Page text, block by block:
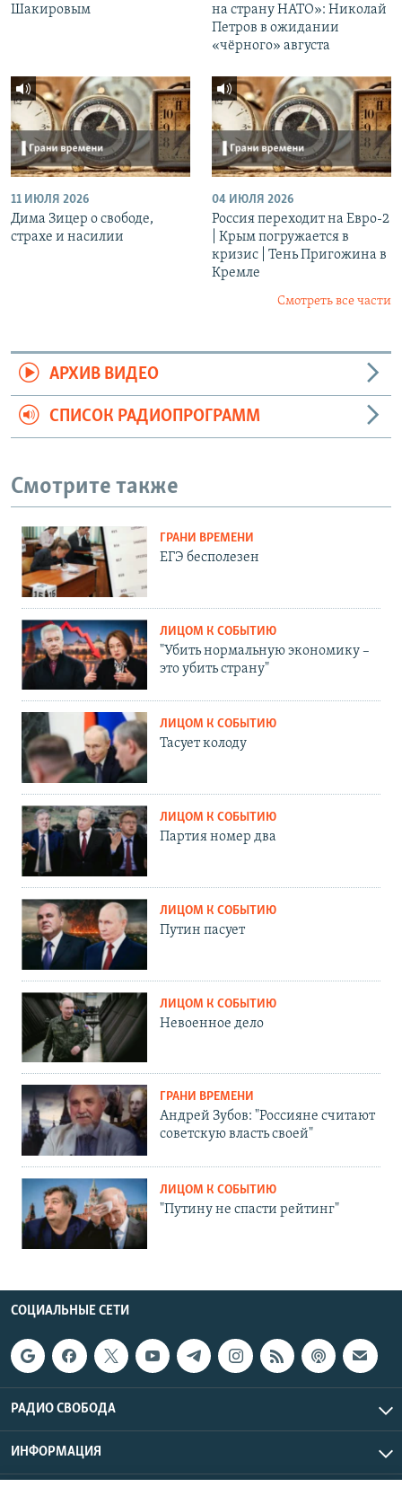
Шакировым
на страну НАТО»: Николай
Петров в ожидании
«чёрного» августа
11 ИЮЛЯ 2026
Дима Зицер о свободе,
страхе и насилии
04 ИЮЛЯ 2026
Россия переходит на Евро-2
| Крым погружается в
кризис | Тень Пригожина в
Кремле
Смотреть все части
АРХИВ ВИДЕО
СПИСОК РАДИОПРОГРАММ
Смотрите также
ГРАНИ ВРЕМЕНИ
ЕГЭ бесполезен
ЛИЦОМ К СОБЫТИЮ
"Убить нормальную экономику –
это убить страну"
ЛИЦОМ К СОБЫТИЮ
Тасует колоду
ЛИЦОМ К СОБЫТИЮ
Партия номер два
ЛИЦОМ К СОБЫТИЮ
Путин пасует
ЛИЦОМ К СОБЫТИЮ
Невоенное дело
ГРАНИ ВРЕМЕНИ
Андрей Зубов: "Россияне считают
советскую власть своей"
ЛИЦОМ К СОБЫТИЮ
"Путину не спасти рейтинг"
СОЦИАЛЬНЫЕ СЕТИ
РАДИО СВОБОДА
ИНФОРМАЦИЯ